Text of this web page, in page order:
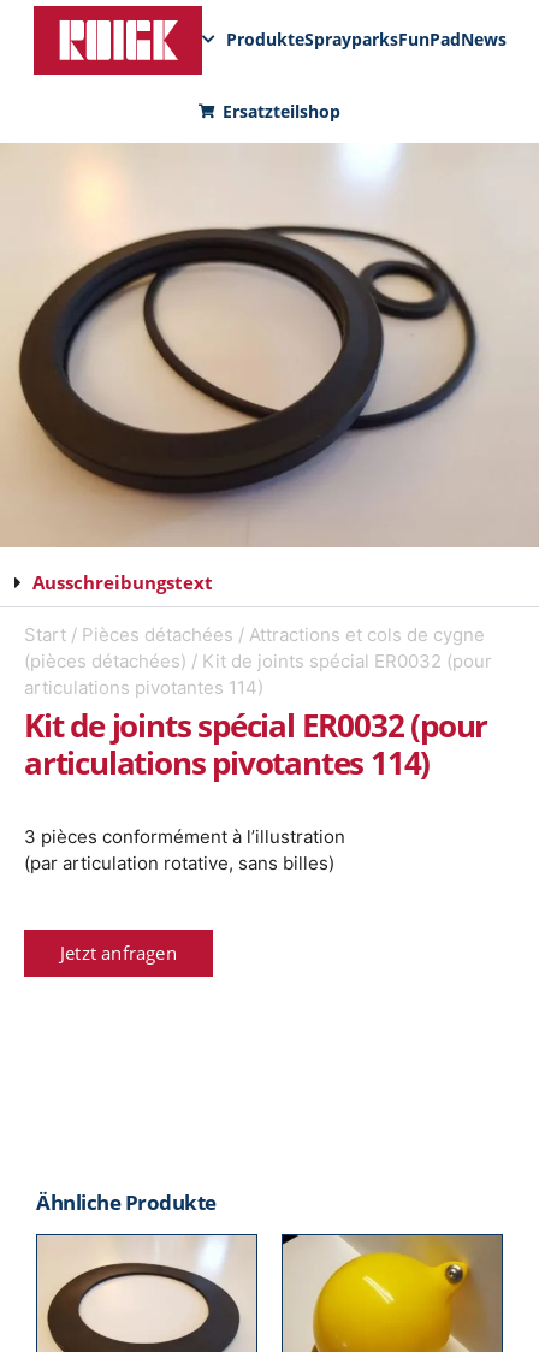
ProdukteSprayparksFunPadNews
Ersatzteilshop
Ausschreibungstext
Start / Pièces détachées / Attractions et cols de cygne
(pièces détachées) / Kit de joints spécial ER0032 (pour
articulations pivotantes 114)
Kit de joints spécial ER0032 (pour
articulations pivotantes 114)
3 pièces conformément à l’illustration
(par articulation rotative, sans billes)
Jetzt anfragen
Ähnliche Produkte